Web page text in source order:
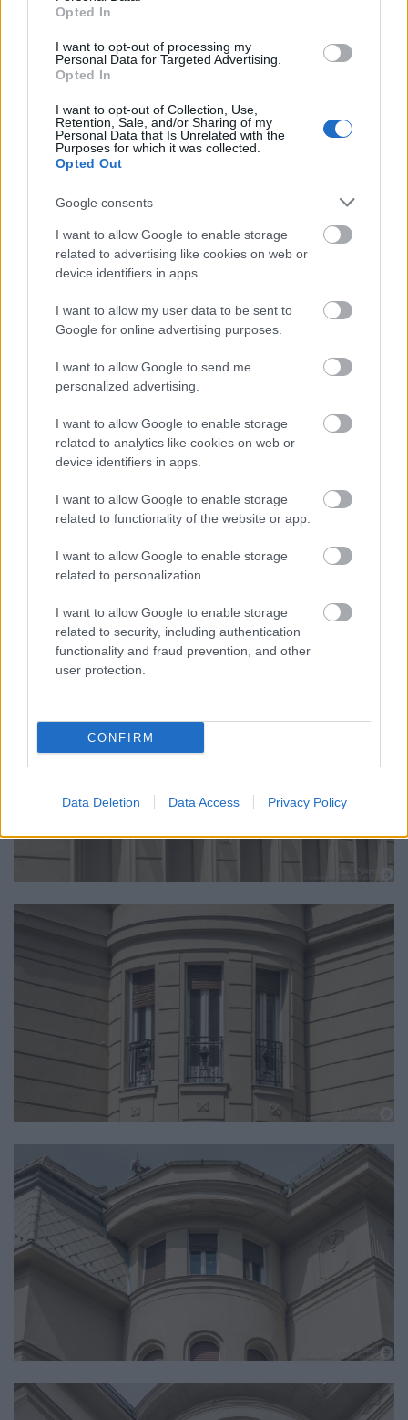
Opted In
I want to opt-out of processing my
Personal Data for Targeted Advertising.
Opted In
I want to opt-out of Collection, Use,
Retention, Sale, and/or Sharing of my
Personal Data that Is Unrelated with the
Purposes for which it was collected.
Opted Out
Google consents
I want to allow Google to enable storage
related to advertising like cookies on web or
device identifiers in apps.
I want to allow my user data to be sent to
Google for online advertising purposes.
I want to allow Google to send me
personalized advertising.
I want to allow Google to enable storage
related to analytics like cookies on web or
device identifiers in apps.
I want to allow Google to enable storage
related to functionality of the website or app.
I want to allow Google to enable storage
related to personalization.
I want to allow Google to enable storage
related to security, including authentication
functionality and fraud prevention, and other
user protection.
CONFIRM
Data Deletion Data Access Privacy Policy